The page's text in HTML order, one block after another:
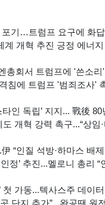
기…트럼프 요구에 화
계 개혁 추진 긍정 에너
회서 트럼프에 '쓴소
침에 트럼프 '범죄조사'
인 독립’ 지지... 戰後
개혁 강력 촉구...“상임
“인질 석방·하마스 배
정’ 추진...멜로니 총리
첫 가동...텍사스주 데이
단지 추가”...완공땐 원